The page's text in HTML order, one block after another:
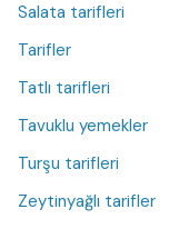
Salata tarifleri
Tarifler
Tatlı tarifleri
Tavuklu yemekler
Turşu tarifleri
Zeytinyağlı tarifler